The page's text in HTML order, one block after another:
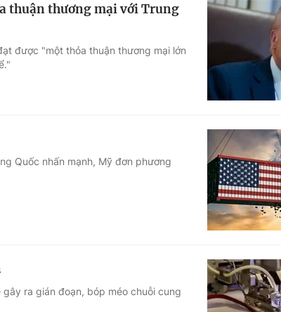
thuận thương mại với Trung
được "một thỏa thuận thương mại lớn
Quốc nhấn mạnh, Mỹ đơn phương
ra gián đoạn, bóp méo chuỗi cung